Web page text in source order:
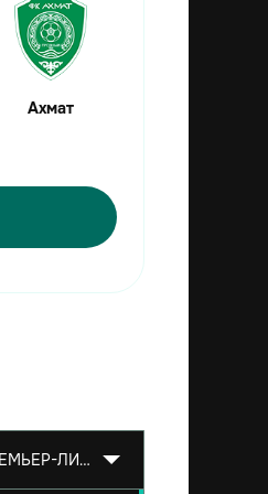
Ахмат
АЛЬФА-БАНК РОССИЙСКАЯ ПРЕМЬЕР-ЛИГА 2026/2027